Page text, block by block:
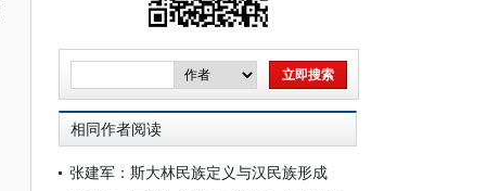
相同作者阅读
张建军：斯大林民族定义与汉民族形成